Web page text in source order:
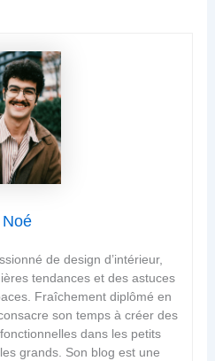
Noé
de design d’intérieur,
tendances et des astuces
Fraîchement diplômé en
son temps à créer des
dans les petits
grands. Son blog est une